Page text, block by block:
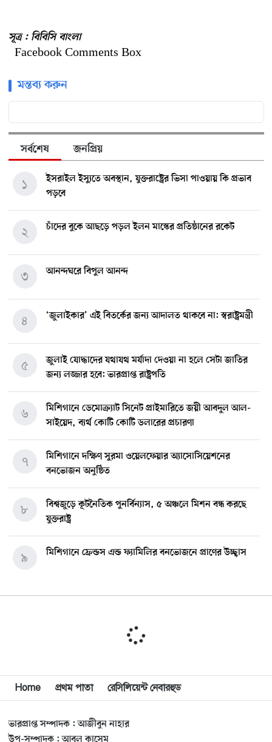
সূত্র : বিবিসি বাংলা
Facebook Comments Box
মন্তব্য করুন
সর্বশেষ জনপ্রিয়
ইসরাইল ইস্যুতে অবস্থান, যুক্তরাষ্ট্রের ভিসা পাওয়ায় কি প্রভাব
পড়বে
১
চাঁদের বুকে আছড়ে পড়ল ইলন মাস্কের প্রতিষ্ঠানের রকেট
২
আনন্দঘরে বিপুল আনন্দ
৩
‘জুলাইকার’ এই বিতর্কের জন্য আদালত থাকবে না: স্বরাষ্ট্রমন্ত্রী
৪
জুলাই যোদ্ধাদের যথাযথ মর্যাদা দেওয়া না হলে সেটা জাতির
জন্য লজ্জার হবে: ভারপ্রাপ্ত রাষ্ট্রপতি
৫
মিশিগানে ডেমোক্র্যাট সিনেট প্রাইমারিতে জয়ী আবদুল আল-
সাইয়েদ, ব্যর্থ কোটি কোটি ডলারের প্রচারণা
৬
মিশিগানে দক্ষিণ সুরমা ওয়েলফেয়ার অ্যাসোসিয়েশনের
বনভোজন অনুষ্ঠিত
৭
বিশ্বজুড়ে কূটনৈতিক পুনর্বিন্যাস, ৫ অঞ্চলে মিশন বন্ধ করছে
যুক্তরাষ্ট্র
৮
মিশিগানে ফ্রেন্ডস এন্ড ফ্যামিলির বনভোজনে প্রাণের উচ্ছ্বাস
৯
মিশিগানে ডেমোক্র্যাটদের প্রাইমারিতে আল-সাইয়েদকে হারাতে
মুনা দাওয়াহ কনফারেন্স ২০২৬ সম্পর্কে প্রেস ব্রিফিং
শেখ হাসিনার সঙ্গে সংবাদ সম্মেলনে থাকছেন সাকিব আল
হাসান
১২
যুক্তরাষ্ট্রকে ছাড়ে বাধ্য করতে কোন কৌশলে ওয়াশিংটনের ওপর
Home প্রথম পাতা রেসিলিয়েন্ট নেবারহুড
ভারপ্রাপ্ত সম্পাদক : আজীবুন নাহার
উপ-সম্পাদক : আবুল কাসেম